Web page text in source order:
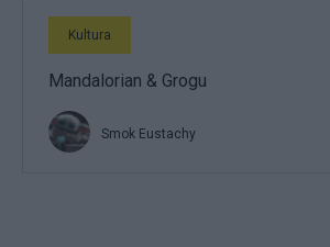
Kultura
Mandalorian & Grogu
Smok Eustachy